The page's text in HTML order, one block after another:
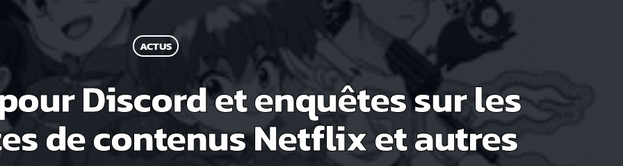
ACTUS
Discord et enquêtes sur les
de contenus Netflix et autres